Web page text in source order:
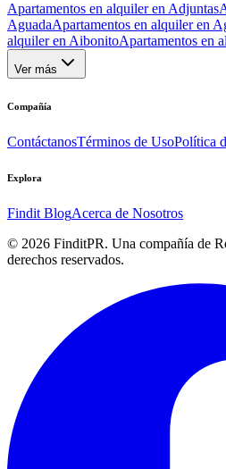
Apartamentos en alquiler en Adjuntas
AguadaApartamentos en alquiler en
alquiler en AibonitoApartamentos en
Ver más
Compañía
ContáctanosTérminos de UsoPolítica
Explora
Findit BlogAcerca de Nosotros
© 2026 FinditPR. Una compañía de
derechos reservados.